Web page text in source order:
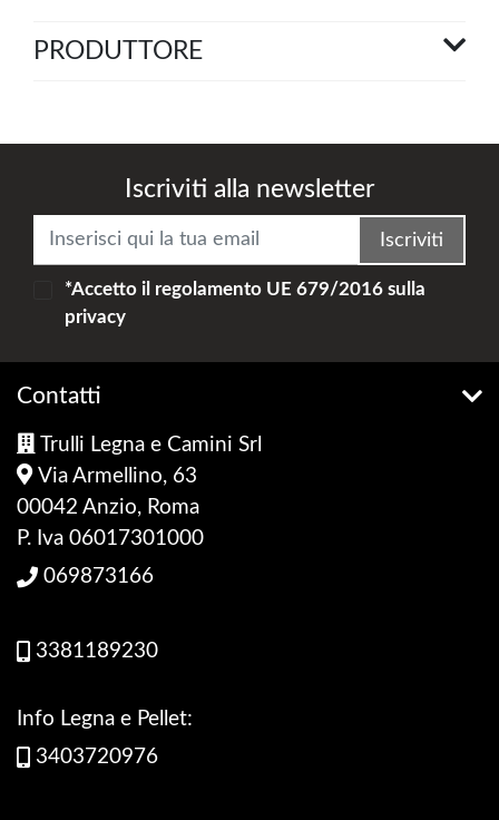
PRODUTTORE
Iscriviti alla newsletter
Iscriviti
*Accetto il regolamento UE 679/2016sulla
privacy
Contatti
Trulli Legna e Camini Srl
Via Armellino, 63
00042 Anzio, Roma
P. Iva 06017301000
069873166
3381189230
Info Legna e Pellet:
3403720976